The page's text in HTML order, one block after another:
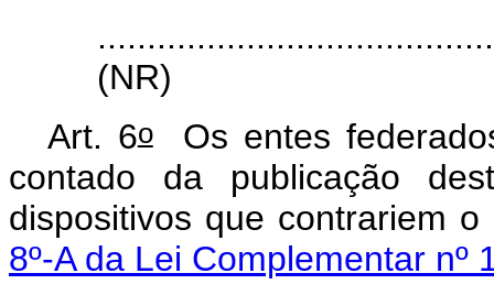
(NR)
Art. 6oOs entes
contado da publicação
dispositivos que contrariem
8º-A da Lei Complementar nº